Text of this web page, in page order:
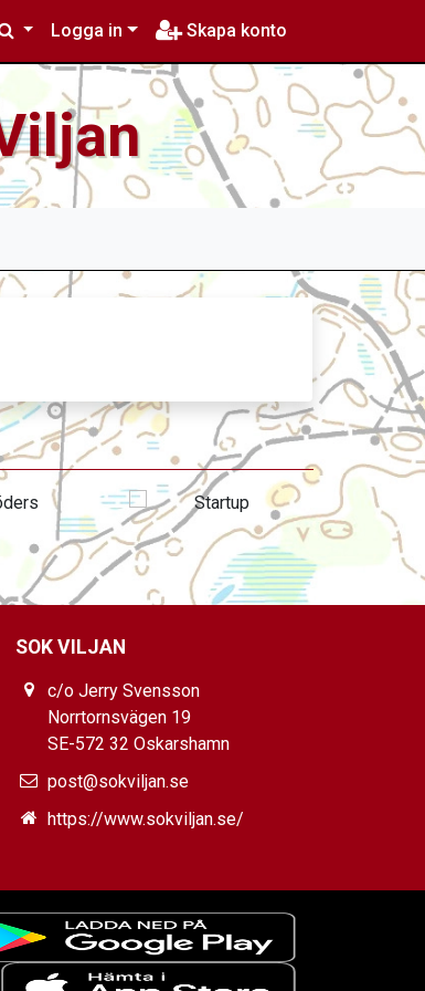
Logga in Skapa konto
SOK VILJAN
c/o Jerry Svensson
Norrtornsvägen 19
SE-572 32 Oskarshamn
post@sokviljan.se
https://www.sokviljan.se/